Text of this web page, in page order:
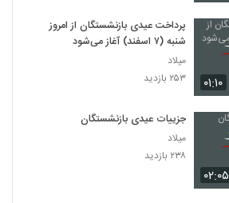
۰۱:۱۰
پرداخت عیدی بازنشستگان از امروز
شنبه (۷ اسفند) آغاز می‌شود
میلاد
۲۵۳ بازدید
۰۲:۰۵
جزییات عیدی بازنشستگان
میلاد
۲۳۸ بازدید